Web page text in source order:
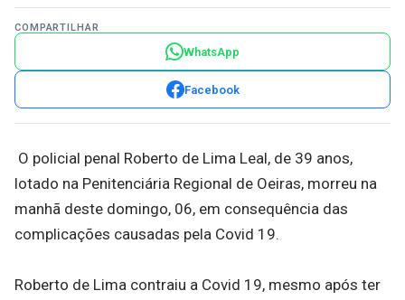
COMPARTILHAR
WhatsApp
Facebook
O policial penal Roberto de Lima Leal, de 39 anos,
lotado na Penitenciária Regional de Oeiras, morreu na
manhã deste domingo, 06, em consequência das
complicações causadas pela Covid 19.
Roberto de Lima contraiu a Covid 19, mesmo após ter